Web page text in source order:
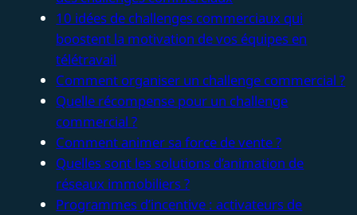
10 idées de challenges commerciaux qui
boostent la motivation de vos équipes en
télétravail
Comment organiser un challenge commercial ?
Quelle récompense pour un challenge
commercial ?
Comment animer sa force de vente ?
Quelles sont les solutions d’animation de
réseaux immobiliers ?
Programmes d’incentive : activateurs de